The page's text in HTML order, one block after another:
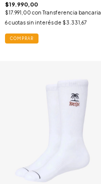
$19.990,00
$17.991,00 con Transferencia bancaria
6cuotas sin interés de $3.331,67
COMPRAR